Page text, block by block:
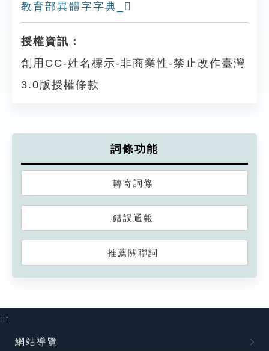
教育部異體字字典_𠨟
授權資訊：
創用CC-姓名標示-非商業性-禁止改作臺灣
3.0版授權條款
詞條功能
轉寄詞條
錯誤通報
推薦關聯詞
:::
網站導覽